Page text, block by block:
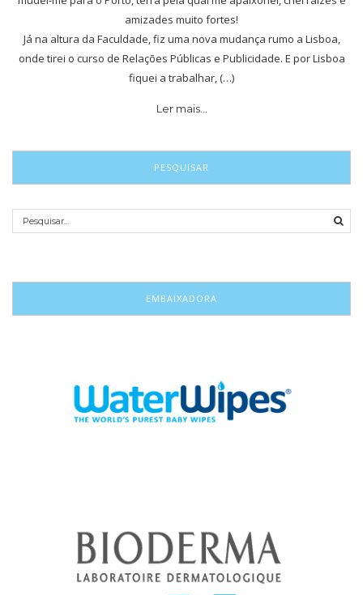
amizades muito fortes!
Já na altura da Faculdade, fiz uma nova mudança rumo a Lisboa,
onde tirei o curso de Relações Públicas e Publicidade. E por Lisboa
fiquei a trabalhar, (…)
Ler mais…
PESQUISAR
EMBAIXADORA